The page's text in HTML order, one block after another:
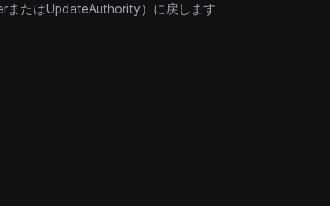
またはUpdateAuthority）に戻します